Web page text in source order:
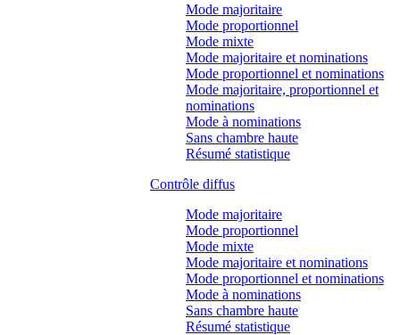
Mode majoritaire
Mode proportionnel
Mode mixte
Mode majoritaire et nominations
Mode proportionnel et nominations
Mode majoritaire, proportionnel et
nominations
Mode à nominations
Sans chambre haute
Résumé statistique
Contrôle diffus
Mode majoritaire
Mode proportionnel
Mode mixte
Mode majoritaire et nominations
Mode proportionnel et nominations
Mode à nominations
Sans chambre haute
Résumé statistique